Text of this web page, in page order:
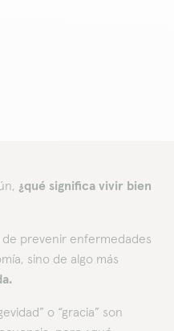
¿qué significa vivir bien
prevenir enfermedades
sino de algo más
o “gracia” son